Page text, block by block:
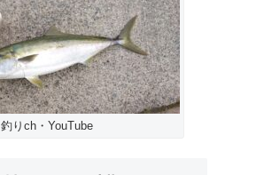
釣りch・YouTube